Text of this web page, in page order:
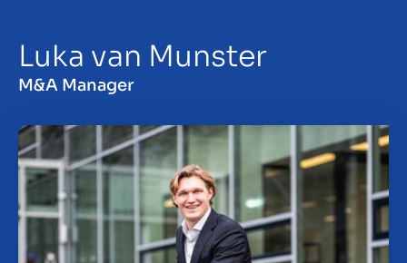
Bedrijf verkopen
Insights
Luka van Munster
M&A Manager